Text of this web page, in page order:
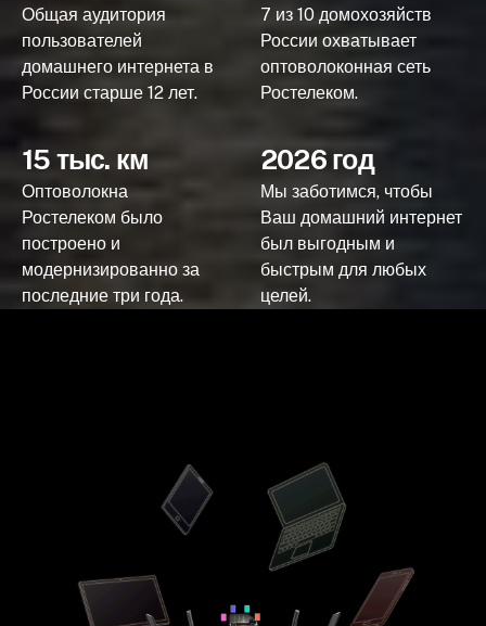
Общая аудитория
пользователей
домашнего интернета в
России старше 12 лет.
7 из 10 домохозяйств
России охватывает
оптоволоконная сеть
Ростелеком.
15 тыс. км
Оптоволокна
Ростелеком было
построено и
модернизированно за
последние три года.
2026 год
Мы заботимся, чтобы
Ваш домашний интернет
был выгодным и
быстрым для любых
целей.